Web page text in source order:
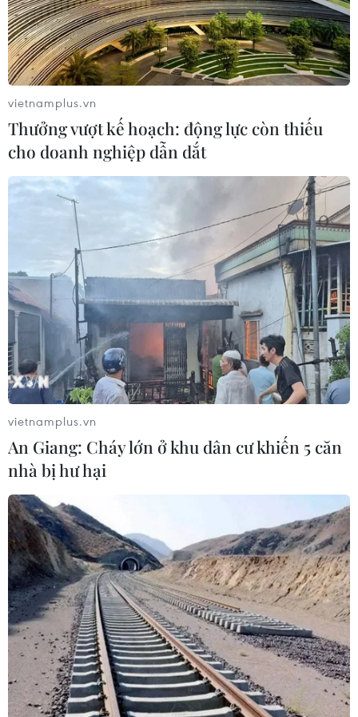
lưu thông và cấp nước cho khoảng
50.000 người dân
07/08/2026 05:33
Phó Chủ tịch nước: Đánh giá thi đua
theo kết quả, sản phẩm và hiệu quả
thực tế
07/08/2026 05:03
Kiểm soát rác thải từ nguồn - Giải
pháp bảo vệ kênh rạch TP Hồ Chí
Minh trong mùa mưa
07/08/2026 04:47
Khắc phục “thẻ vàng” IUU ở Vĩnh
Long: Siết chặt quản lý nghề cá
07/08/2026 04:41
Miền Bắc giảm mưa từ đêm
07/08/2026 04:41
Tiến "Bịp" hầu tòa trong vụ
án tổ chức sử dụng trái phép chất ma
túy
07/08/2026 04:40
Cần xử lý dứt điểm việc tập kết gỗ ở
vietnamplus.vn
Thưởng vượt kế hoạch: động lực còn thiếu
cho doanh nghiệp dẫn dắt
vietnamplus.vn
An Giang: Cháy lớn ở khu dân cư khiến 5 căn
nhà bị hư hại